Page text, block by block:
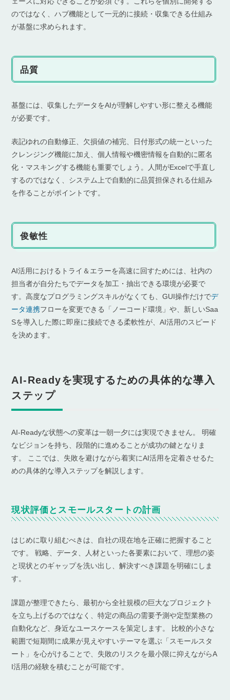
のではなく、ハブ機能として一元的に接続・収集できる仕組み
が基盤に求められます。
品質
基盤には、収集したデータをAIが理解しやすい形に整える機能
が必要です。
表記ゆれの自動修正、欠損値の補完、日付形式の統一といった
クレンジング機能に加え、個人情報や機密情報を自動的に匿名
化・マスキングする機能も重要でしょう。人間がExcelで手直し
するのではなく、システム上で自動的に品質担保される仕組み
を作ることがポイントです。
俊敏性
AI活用におけるトライ＆エラーを高速に回すためには、社内の
担当者が自分たちでデータを加工・抽出できる環境が必要で
す。高度なプログラミングスキルがなくても、GUI操作だけでデ
ータ連携フローを変更できる「ノーコード環境」や、新しいSaa
Sを導入した際に即座に接続できる柔軟性が、AI活用のスピード
を決めます。
AI-Readyを実現するための具体的な導入
ステップ
AI-Readyな状態への変革は一朝一夕には実現できません。 明確
なビジョンを持ち、段階的に進めることが成功の鍵となりま
す。 ここでは、失敗を避けながら着実にAI活用を定着させるた
めの具体的な導入ステップを解説します。
現状評価とスモールスタートの計画
はじめに取り組むべきは、自社の現在地を正確に把握すること
です。 戦略、データ、人材といった各要素において、理想の姿
と現状とのギャップを洗い出し、解決すべき課題を明確にしま
す。
課題が整理できたら、最初から全社規模の巨大なプロジェクト
を立ち上げるのではなく、特定の商品の需要予測や定型業務の
自動化など、身近なユースケースを策定します。 比較的小さな
範囲で短期間に成果が見えやすいテーマを選ぶ「スモールスタ
ート」を心がけることで、失敗のリスクを最小限に抑えながらA
I活用の経験を積むことが可能です。